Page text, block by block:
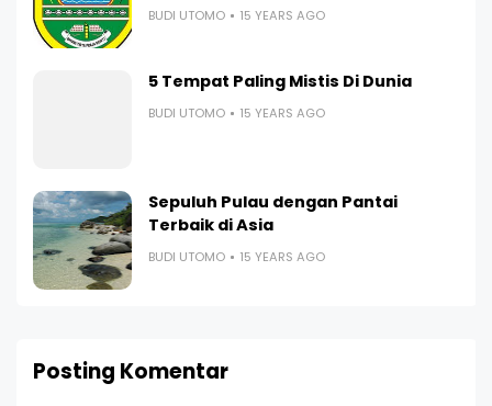
BUDI UTOMO 15 YEARS AGO
5 Tempat Paling Mistis Di Dunia
BUDI UTOMO 15 YEARS AGO
Sepuluh Pulau dengan Pantai
Terbaik di Asia
BUDI UTOMO 15 YEARS AGO
Posting Komentar